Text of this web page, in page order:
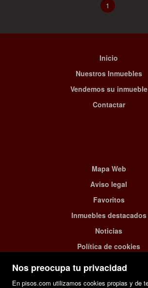
Nos preocupa tu privacidad
En pisos.com utilizamos cookies propias y de
1
Inicio
Nuestros Inmuebles
Vendemos su inmueble
Contactar
Mapa Web
Aviso legal
Favoritos
Inmuebles destacados
Noticias
Política de cookies